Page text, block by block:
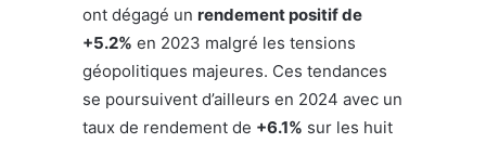
ont dégagé un rendement positif de
+5.2% en 2023 malgré les tensions
géopolitiques majeures. Ces tendances
se poursuivent d’ailleurs en 2024 avec un
taux de rendement de +6.1% sur les huit